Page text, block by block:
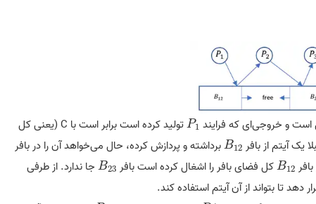
است و خروجی‌ای که فرایند P1
P1
تولید کرده است برابر است با C (یعنی کل
یک آیتم از بافر B12
B12 برداشته و پردازش کرده، حال می‌خواهد آن را در بافر
B12
B12 کل فضای بافر را اشغال کرده است بافر B23
B23 جا ندارد. از طرفی
دهد تا بتواند از آن آیتم استفاده کند.